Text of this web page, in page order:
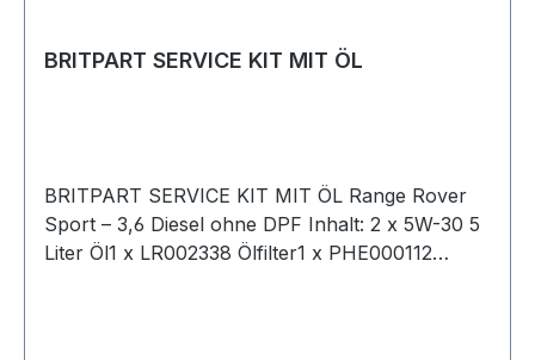
BRITPART SERVICE KIT MIT ÖL
BRITPART SERVICE KIT MIT ÖL Range Rover
Sport – 3,6 Diesel ohne DPF Inhalt: 2 x 5W-30 5
Liter Öl1 x LR002338 Ölfilter1 x PHE000112